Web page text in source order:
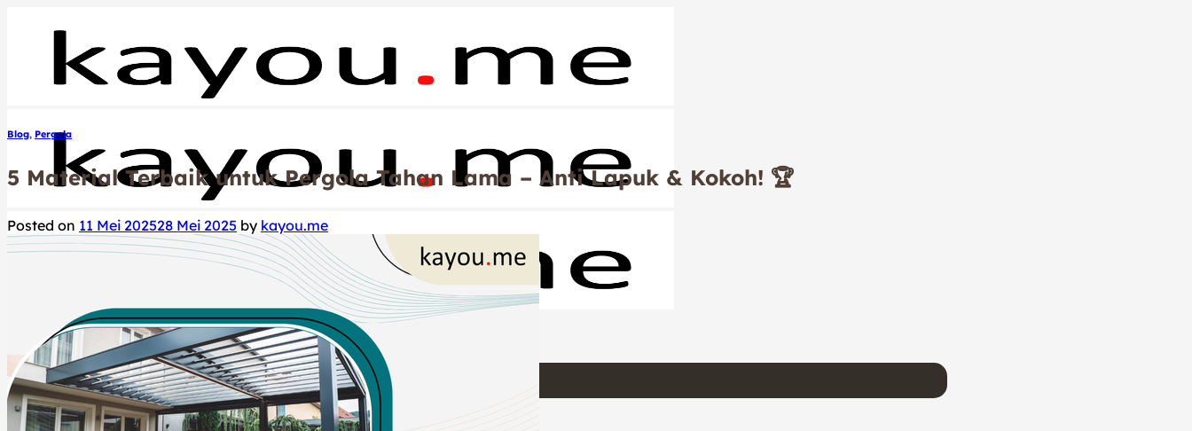
Beranda
Product
Our Service
Our Supply
Tentang Kami
Blog
Blog, Pergola
5 Material Terbaik untuk Pergola Tahan Lama – Anti Lapuk & Kokoh! 🏆
Posted on 11 Mei 202528 Mei 2025 by kayou.me